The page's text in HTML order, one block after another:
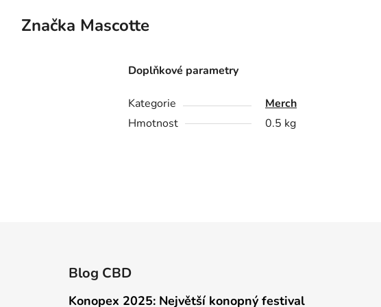
Značka Mascotte
Doplňkové parametry
Kategorie
Merch
Hmotnost
0.5 kg
Blog CBD
Konopex 2025: Největší konopný festival